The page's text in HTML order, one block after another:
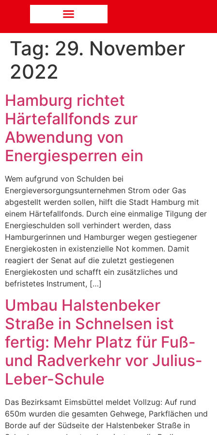
Tag: 29. November
2022
Hamburg richtet
Härtefallfonds zur
Abwendung von
Energiesperren ein
Wem aufgrund von Schulden bei
Energieversorgungsunternehmen Strom oder Gas
abgestellt werden sollen, hilft die Stadt Hamburg mit
einem Härtefallfonds. Durch eine einmalige Tilgung der
Energieschulden soll verhindert werden, dass
Hamburgerinnen und Hamburger wegen gestiegener
Energiekosten in existenzielle Not kommen. Damit
reagiert der Senat auf die zuletzt gestiegenen
Energiekosten und schafft ein zusätzliches und
befristetes Instrument, […]
Umbau Halstenbeker
Straße in Schnelsen ist
fertig: Mehr Platz für Fuß-
und Radverkehr vor Julius-
Leber-Schule
Das Bezirksamt Eimsbüttel meldet Vollzug: Auf rund
650m wurden die gesamten Gehwege, Parkflächen und
Borde auf der Südseite der Halstenbeker Straße in